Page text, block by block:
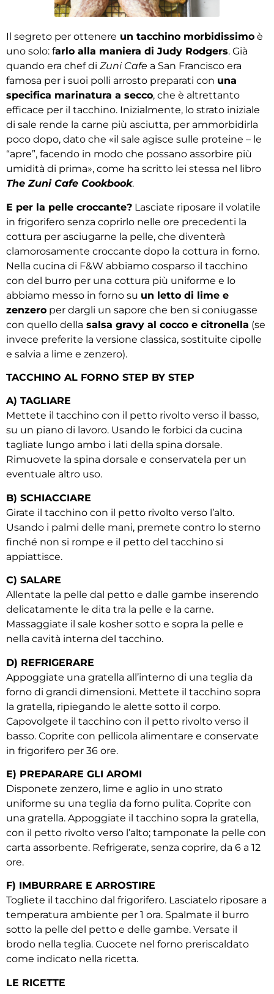
Il segreto per ottenere un tacchino morbidissimo è
uno solo: farlo alla maniera di Judy Rodgers. Già
quando era chef di Zuni Cafe a San Francisco era
famosa per i suoi polli arrosto preparati con una
specifica marinatura a secco, che è altrettanto
efficace per il tacchino. Inizialmente, lo strato iniziale
di sale rende la carne più asciutta, per ammorbidirla
poco dopo, dato che «il sale agisce sulle proteine – le
“apre”, facendo in modo che possano assorbire più
umidità di prima», come ha scritto lei stessa nel libro
The Zuni Cafe Cookbook.
E per la pelle croccante? Lasciate riposare il volatile
in frigorifero senza coprirlo nelle ore precedenti la
cottura per asciugarne la pelle, che diventerà
clamorosamente croccante dopo la cottura in forno.
Nella cucina di F&W abbiamo cosparso il tacchino
con del burro per una cottura più uniforme e lo
abbiamo messo in forno su un letto di lime e
zenzero per dargli un sapore che ben si coniugasse
con quello della salsa gravy al cocco e citronella (se
invece preferite la versione classica, sostituite cipolle
e salvia a lime e zenzero).
TACCHINO AL FORNO STEP BY STEP
A) TAGLIARE
Mettete il tacchino con il petto rivolto verso il basso,
su un piano di lavoro. Usando le forbici da cucina
tagliate lungo ambo i lati della spina dorsale.
Rimuovete la spina dorsale e conservatela per un
eventuale altro uso.
B) SCHIACCIARE
Girate il tacchino con il petto rivolto verso l’alto.
Usando i palmi delle mani, premete contro lo sterno
finché non si rompe e il petto del tacchino si
appiattisce.
C) SALARE
Allentate la pelle dal petto e dalle gambe inserendo
delicatamente le dita tra la pelle e la carne.
Massaggiate il sale kosher sotto e sopra la pelle e
nella cavità interna del tacchino.
D) REFRIGERARE
Appoggiate una gratella all’interno di una teglia da
forno di grandi dimensioni. Mettete il tacchino sopra
la gratella, ripiegando le alette sotto il corpo.
Capovolgete il tacchino con il petto rivolto verso il
basso. Coprite con pellicola alimentare e conservate
in frigorifero per 36 ore.
E) PREPARARE GLI AROMI
Disponete zenzero, lime e aglio in uno strato
uniforme su una teglia da forno pulita. Coprite con
una gratella. Appoggiate il tacchino sopra la gratella,
con il petto rivolto verso l’alto; tamponate la pelle con
carta assorbente. Refrigerate, senza coprire, da 6 a 12
ore.
F) IMBURRARE E ARROSTIRE
Togliete il tacchino dal frigorifero. Lasciatelo riposare a
temperatura ambiente per 1 ora. Spalmate il burro
sotto la pelle del petto e delle gambe. Versate il
brodo nella teglia. Cuocete nel forno preriscaldato
come indicato nella ricetta.
LE RICETTE